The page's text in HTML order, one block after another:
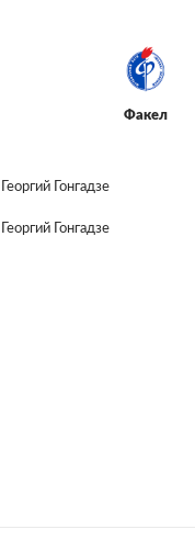
Факел
Георгий Гонгадзе
Георгий Гонгадзе